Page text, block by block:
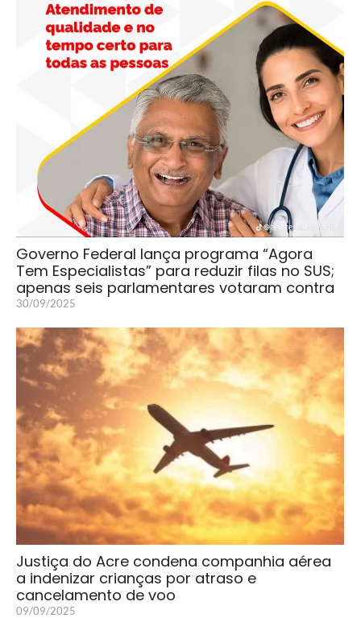
Governo Federal lança programa “Agora
Tem Especialistas” para reduzir filas no SUS;
apenas seis parlamentares votaram contra
30/09/2025
Justiça do Acre condena companhia aérea
a indenizar crianças por atraso e
cancelamento de voo
09/09/2025